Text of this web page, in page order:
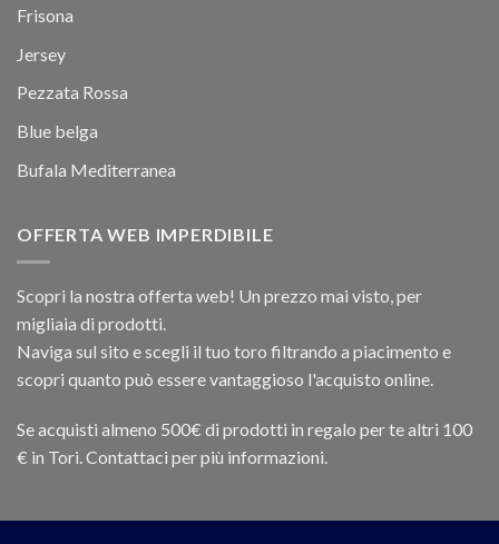
Frisona
Jersey
Pezzata Rossa
Blue belga
Bufala Mediterranea
OFFERTA WEB IMPERDIBILE
Scopri la nostra offerta web! Un prezzo mai visto, per
migliaia di prodotti.
Naviga sul sito e scegli il tuo toro filtrando a piacimento e
scopri quanto può essere vantaggioso l'acquisto online.
Se acquisti almeno 500€ di prodotti in regalo per te altri 100
€ in Tori. Contattaci per più informazioni.